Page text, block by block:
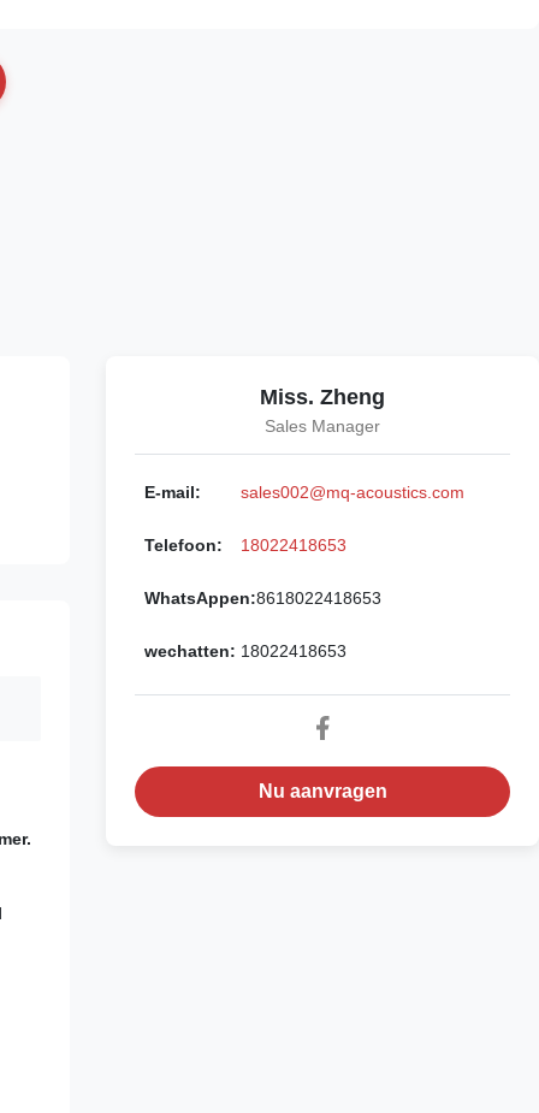
Miss. Zheng
Sales Manager
E-mail: sales002@mq-acoustics.com
Telefoon: 18022418653
WhatsAppen:8618022418653
wechatten: 18022418653
Nu aanvragen